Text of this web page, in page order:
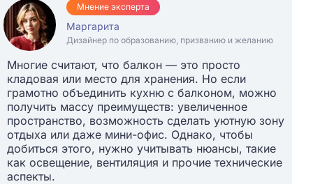
Мнение эксперта
Маргарита
Дизайнер по образованию, призванию и желанию
Многие считают, что балкон — это просто
кладовая или место для хранения. Но если
грамотно объединить кухню с балконом, можно
получить массу преимуществ: увеличенное
пространство, возможность сделать уютную зону
отдыха или даже мини-офис. Однако, чтобы
добиться этого, нужно учитывать нюансы, такие
как освещение, вентиляция и прочие технические
аспекты.